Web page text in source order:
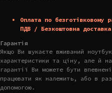
Оплата по безготівковому
ПДВ / Безкоштовна доставка
Гарантія
Якщо Ви шукаєте вживаний
характеристики та ціну, але й
гарантії Ви можете бути
працювати як належить, або в
допомогою.